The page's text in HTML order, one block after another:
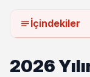
İçindekiler
2026